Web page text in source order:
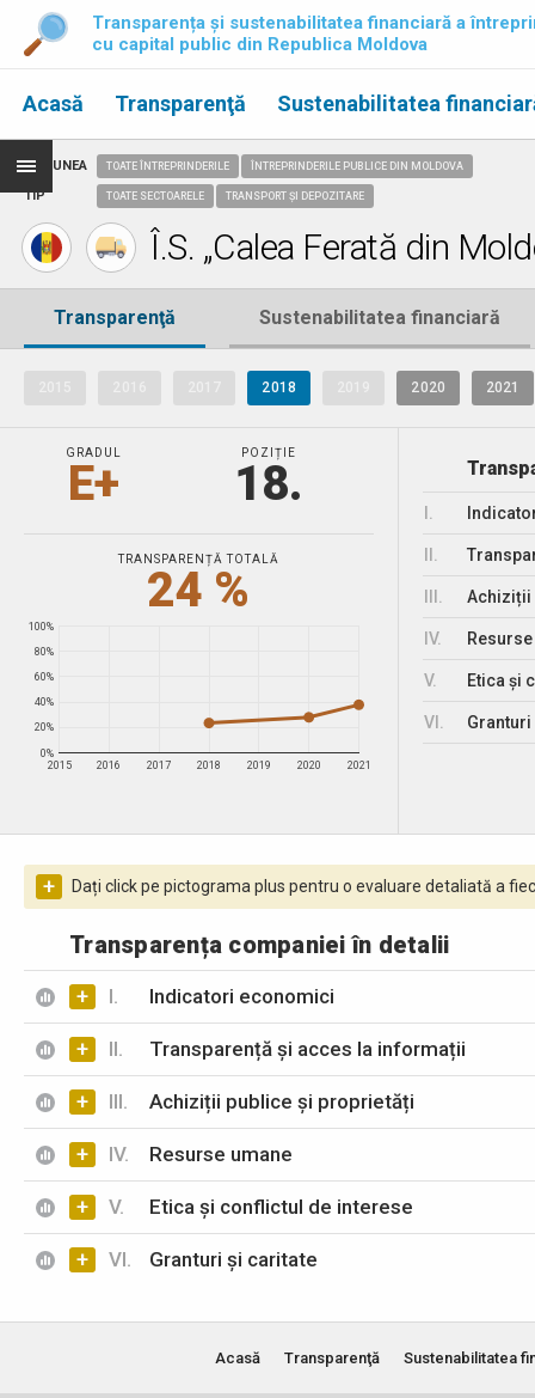
Transparența și sustenabilitatea financiară a
cu capital public din Republica Moldova
Acasă Transparenţă Sustenabilitatea
REGIUNEA
TIP
TOATE ÎNTREPRINDERILE ÎNTREPRINDERILE PUBLICE DIN MOLDOVA
TOATE SECTOARELE TRANSPORT ȘI DEPOZITARE
Î.S. „Calea Ferată din
Transparenţă Sustenabilitatea financiară
2018 2020 2021
GRADUL
E+
POZIȚIE
18.
TRANSPARENȚĂ TOTALĂ
24 %
2015 2016 2017 2018 2019 2020 2021
0%
20%
40%
60%
80%
100%
Achiziții
IV.
V. Etica și
VI.
+ Dați click pe pictograma plus pentru o evaluare detaliată a
Transparența companiei în detalii
+ I. Indicatori economici
+ II. Transparență și acces la informații
+ III. Achiziții publice și proprietăți
+ IV. Resurse umane
+ V. Etica și conflictul de interese
+ VI. Granturi și caritate
Acasă Transparenţă Sustenabilitatea